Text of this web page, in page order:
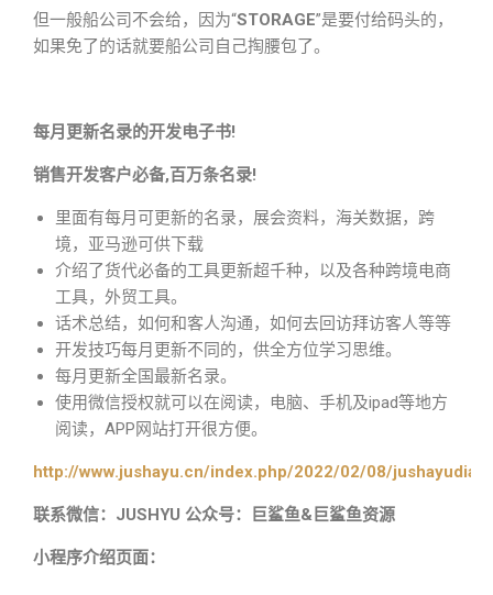
但一般船公司不会给，因为“STORAGE”是要付给码头的，
如果免了的话就要船公司自己掏腰包了。
每月更新名录的开发电子书!
销售开发客户必备,百万条名录!
里面有每月可更新的名录，展会资料，海关数据，跨
境，亚马逊可供下载
介绍了货代必备的工具更新超千种，以及各种跨境电商
工具，外贸工具。
话术总结，如何和客人沟通，如何去回访拜访客人等等
开发技巧每月更新不同的，供全方位学习思维。
每月更新全国最新名录。
使用微信授权就可以在阅读，电脑、手机及ipad等地方
阅读，APP网站打开很方便。
http://www.jushayu.cn/index.php/2022/02/08/
联系微信：JUSHYU 公众号：巨鲨鱼&巨鲨鱼资源
小程序介绍页面：